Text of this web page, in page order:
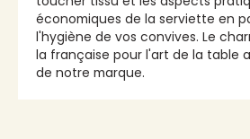
économiques de la serviette en
l'hygiène de vos convives. Le
la française pour l'art de la table
de notre marque.